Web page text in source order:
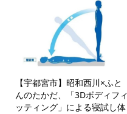
【宇都宮市】昭和西川×ふと
んのたかだ、「3Dボディフィ
ッティング」による寝試し体